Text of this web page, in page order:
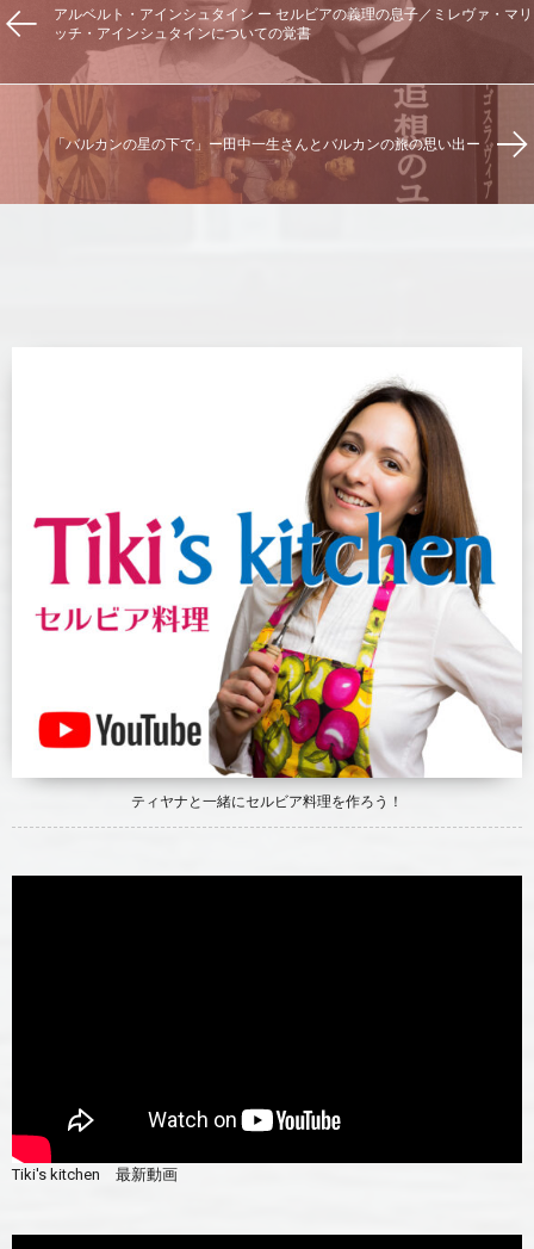
アルベルト・アインシュタイン ー セルビアの義理の息子／ミレヴァ・マリ
ッチ・アインシュタインについての覚書
「バルカンの星の下で」ー田中一生さんとバルカンの旅の思い出ー
ティヤナと一緒にセルビア料理を作ろう！
Tiki's kitchen 最新動画